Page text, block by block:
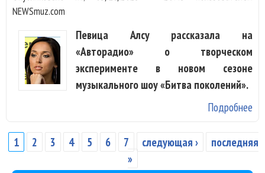
NEWSmuz.com
Певица Алсу рассказала на
«Авторадио» о творческом
эксперименте в новом сезоне
музыкального шоу «Битва поколений».
Подробнее
Страницы
1 2 3 4 5 6 7 следующая ›
последняя
»